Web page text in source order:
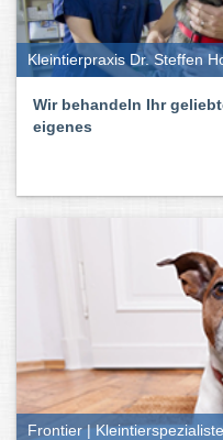
Kleintierpraxis Dr. Steffen
Wir behandeln Ihr
eigenes
Frontier |